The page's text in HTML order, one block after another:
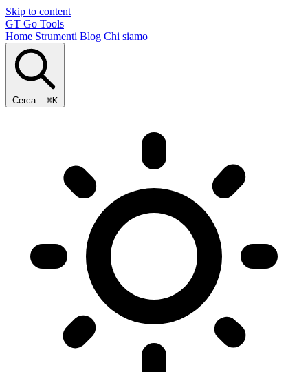
Skip to content
GT Go Tools
Home Strumenti Blog Chi siamo
Cerca... ⌘K